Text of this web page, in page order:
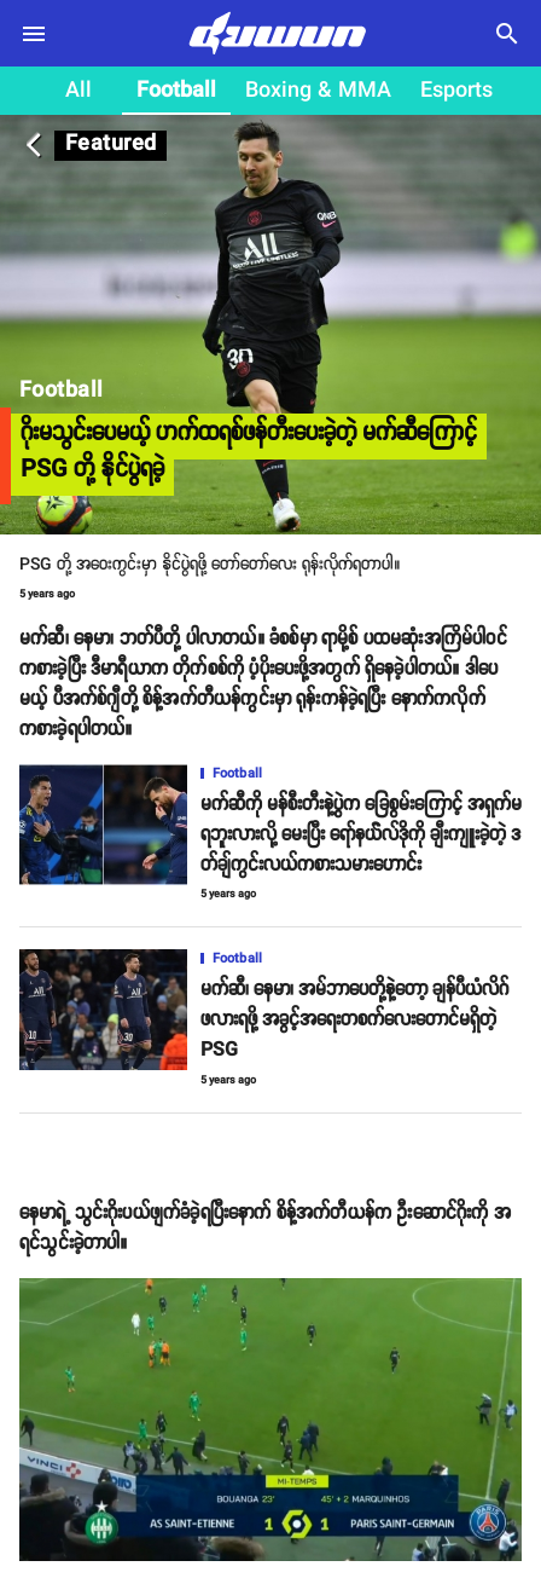
search
All Football Boxing & MMA
Esports
Featured
arrow_back_ios
Football
ဂိုးမသွင်းပေမယ့် ဟက်ထရစ်ဖန်တီးပေးခဲ့တဲ့ မက်ဆီကြောင့်
PSG တို့ နိုင်ပွဲရခဲ့
PSG တို့ အဝေးကွင်းမှာ နိုင်ပွဲရဖို့ တော်တော်လေး ရုန်းလိုက်ရတာပါ။
5 years ago
မက်ဆီ၊ နေမာ၊ ဘတ်ပီတို့ ပါလာတယ်။ ခံစစ်မှာ ရာမို့စ် ပထမဆုံးအကြိမ်ပါဝင်
ကစားခဲ့ပြီး ဒီမာရီယာက တိုက်စစ်ကို ပံ့ပိုးပေးဖို့အတွက် ရှိနေခဲ့ပါတယ်။ ဒါပေ
မယ့် ပီအက်စ်ဂျီတို့ စိန့်အက်တီယန်ကွင်းမှာ ရုန်းကန်ခဲ့ရပြီး နောက်ကလိုက်
ကစားခဲ့ရပါတယ်။
Football
မက်ဆီကို မန်စီးတီးနဲ့ပွဲက ခြေစွမ်းကြောင့် အရှက်မ
ရဘူးလားလို့ မေးပြီး ရော်နယ််လ်ဒိုကို ချီးကျူးခဲ့တဲ့ ဒ
တ်ချ်ကွင်းလယ်ကစားသမားဟောင်း
5 years ago
Football
မက်ဆီ၊ နေမာ၊ အမ်ဘာပေတို့နဲ့တော့ ချန်ပီယံလိဂ်
ဖလားရဖို့ အခွင့်အရေးတစက်လေးတောင်မရှိတဲ့
PSG
5 years ago
နေမာရဲ့ သွင်းဂိုးပယ်ဖျက်ခံခဲ့ရပြီးနောက် စိန့်အက်တီယန်က ဦးဆောင်ဂိုးကို အ
ရင်သွင်းခဲ့တာပါ။